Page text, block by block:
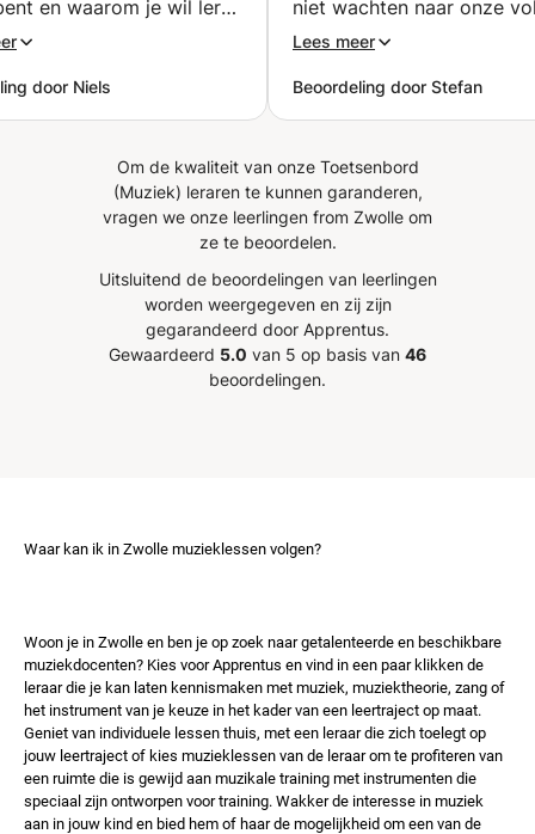
2019 -2020 studiejaar. Elke dag streef ik ernaar om een
betere muzikant en persoon te worden, en ik wil die
en waarom je wil leren
start met de basics
5 sterren, wat mij
”
door Niels
niet wachten naar onze
ontmoeting.
Lees meer
Beoordeling door Stefan
Om de kwaliteit van onze Toetsenbord
(Muziek) leraren te kunnen garanderen,
vragen we onze leerlingen from Zwolle om
ze te beoordelen.
Uitsluitend de beoordelingen van leerlingen
worden weergegeven en zij zijn
gegarandeerd door Apprentus.
Gewaardeerd 5.0 van 5 op basis van 46
beoordelingen.
Waar kan ik in Zwolle muzieklessen volgen?
Woon je in Zwolle en ben je op zoek naar getalenteerde en beschikbare
muziekdocenten? Kies voor Apprentus en vind in een paar klikken de
leraar die je kan laten kennismaken met muziek, muziektheorie, zang of
het instrument van je keuze in het kader van een leertraject op maat.
Geniet van individuele lessen thuis, met een leraar die zich toelegt op
jouw leertraject of kies muzieklessen van de leraar om te profiteren van
een ruimte die is gewijd aan muzikale training met instrumenten die
speciaal zijn ontworpen voor training. Wakker de interesse in muziek
aan in jouw kind en bied hem of haar de mogelijkheid om een ​​van de